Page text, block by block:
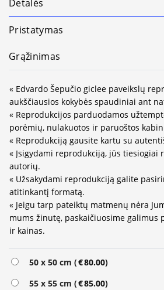
Detalės
Pristatymas
Grąžinimas
« Edvardo Šepučio giclee paveikslų
aukščiausios kokybės spaudiniai ant
« Reprodukcijos parduodamos
porėmių, nulakuotos ir paruoštos
« Reprodukciją gausite kartu su
« Įsigydami reprodukciją, jūs tiesiogiai
autorių.
« Užsakydami reprodukciją galite
atitinkantį formatą.
« Jeigu tarp pateiktų matmenų nėra
mums žinutę, paskaičiuosime galimus
ir kainas.
50 x 50 cm (€80.00)
55 x 55 cm (€85.00)
Alternative: